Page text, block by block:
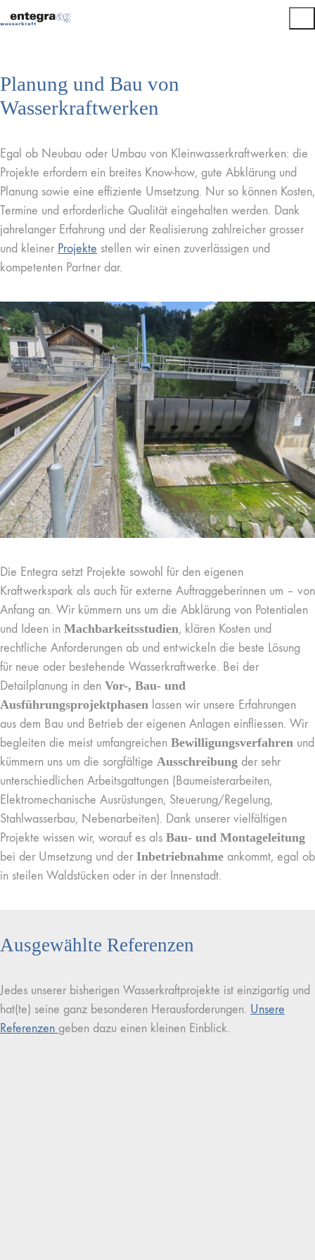
Planung und Bau von
Wasserkraftwerken
Egal ob Neubau oder Umbau von Kleinwasserkraftwerken: die
Projekte erfordern ein breites Know-how, gute Abklärung und
Planung sowie eine effiziente Umsetzung. Nur so können Kosten,
Termine und erforderliche Qualität eingehalten werden. Dank
jahrelanger Erfahrung und der Realisierung zahlreicher grosser
und kleiner Projekte stellen wir einen zuverlässigen und
kompetenten Partner dar.
Die Entegra setzt Projekte sowohl für den eigenen
Kraftwerkspark als auch für externe Auftraggeberinnen um – von
Anfang an. Wir kümmern uns um die Abklärung von Potentialen
und Ideen in Machbarkeitsstudien, klären Kosten und
rechtliche Anforderungen ab und entwickeln die beste Lösung
für neue oder bestehende Wasserkraftwerke. Bei der
Detailplanung in den Vor-, Bau- und
Ausführungsprojektphasen lassen wir unsere Erfahrungen
aus dem Bau und Betrieb der eigenen Anlagen einfliessen. Wir
begleiten die meist umfangreichen Bewilligungsverfahren und
kümmern uns um die sorgfältige Ausschreibung der sehr
unterschiedlichen Arbeitsgattungen (Baumeisterarbeiten,
Elektromechanische Ausrüstungen, Steuerung/Regelung,
Stahlwasserbau, Nebenarbeiten). Dank unserer vielfältigen
Projekte wissen wir, worauf es als Bau- und Montageleitung
bei der Umsetzung und der Inbetriebnahme ankommt, egal ob
in steilen Waldstücken oder in der Innenstadt.
Ausgewählte Referenzen
Jedes unserer bisherigen Wasserkraftprojekte ist einzigartig und
hat(te) seine ganz besonderen Herausforderungen. Unsere
Referenzen geben dazu einen kleinen Einblick.